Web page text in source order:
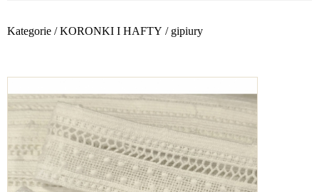
Kategorie /KORONKI I HAFTY / gipiury